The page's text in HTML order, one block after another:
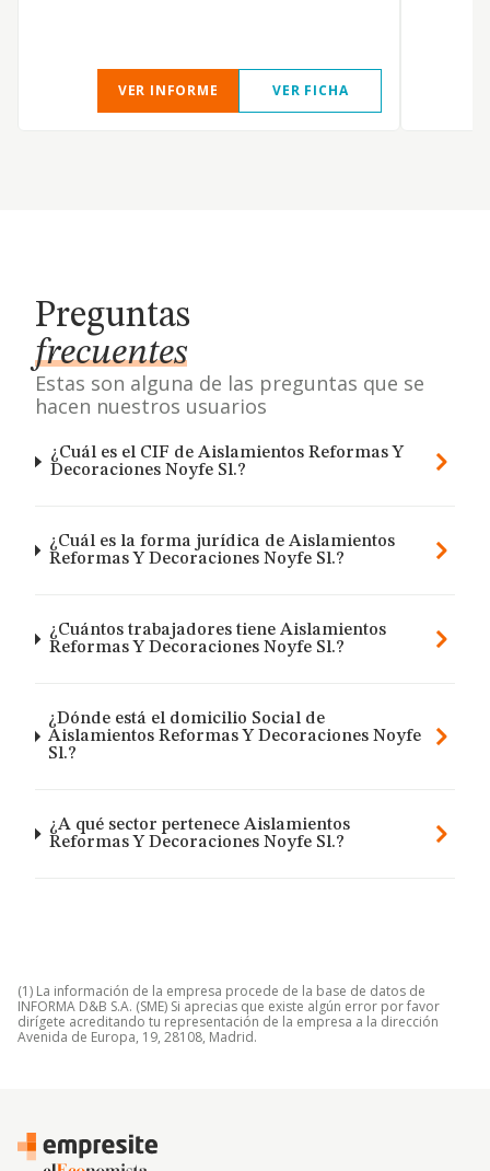
VER INFORME VER FICHA
Preguntas
frecuentes
Estas son alguna de las preguntas que se
hacen nuestros usuarios
¿Cuál es el CIF de Aislamientos Reformas Y
Decoraciones Noyfe Sl.?
¿Cuál es la forma jurídica de Aislamientos
Reformas Y Decoraciones Noyfe Sl.?
¿Cuántos trabajadores tiene Aislamientos
Reformas Y Decoraciones Noyfe Sl.?
¿Dónde está el domicilio Social de
Aislamientos Reformas Y Decoraciones Noyfe
Sl.?
¿A qué sector pertenece Aislamientos
Reformas Y Decoraciones Noyfe Sl.?
(1) La información de la empresa procede de la base de datos de
INFORMA D&B S.A. (SME) Si aprecias que existe algún error por favor
dirígete acreditando tu representación de la empresa a la dirección
Avenida de Europa, 19, 28108, Madrid.